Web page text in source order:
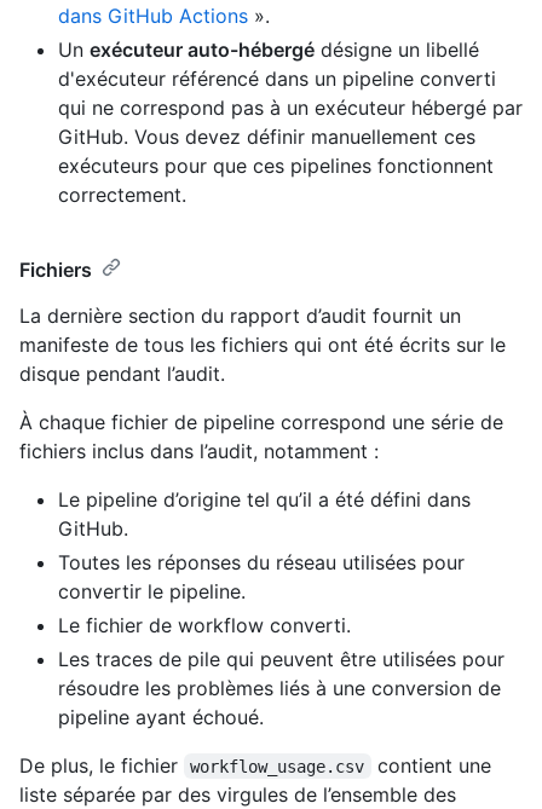
dans GitHub Actions ».
Un exécuteur auto-hébergé désigne un libellé
d'exécuteur référencé dans un pipeline converti
qui ne correspond pas à un exécuteur hébergé par
GitHub. Vous devez définir manuellement ces
exécuteurs pour que ces pipelines fonctionnent
correctement.
Fichiers
La dernière section du rapport d’audit fournit un
manifeste de tous les fichiers qui ont été écrits sur le
disque pendant l’audit.
À chaque fichier de pipeline correspond une série de
fichiers inclus dans l’audit, notamment :
Le pipeline d’origine tel qu’il a été défini dans
GitHub.
Toutes les réponses du réseau utilisées pour
convertir le pipeline.
Le fichier de workflow converti.
Les traces de pile qui peuvent être utilisées pour
résoudre les problèmes liés à une conversion de
pipeline ayant échoué.
De plus, le fichier
workflow_usage.csv
contient une
liste séparée par des virgules de l’ensemble des